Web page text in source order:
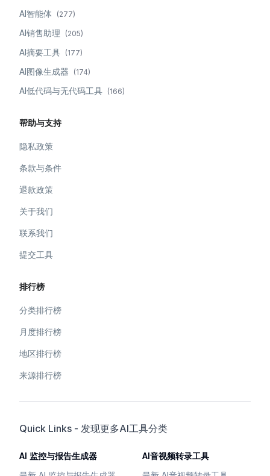
AI智能体 (277)
AI销售助理 (205)
AI摘要工具 (177)
AI图像生成器 (174)
AI低代码与无代码工具 (166)
帮助与支持
隐私政策
条款与条件
退款政策
关于我们
联系我们
提交工具
排行榜
分类排行榜
月度排行榜
地区排行榜
来源排行榜
Quick Links - 发现更多AI工具分类
AI 监控与报告生成器
AI音视频转录工具